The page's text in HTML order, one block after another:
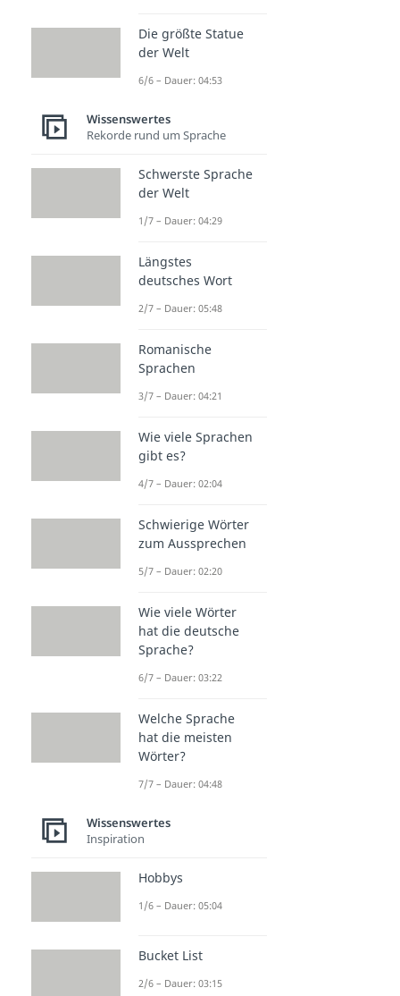
Die größte Statue
der Welt
6/6 – Dauer: 04:53
Wissenswertes
Rekorde rund um Sprache
Schwerste Sprache
der Welt
1/7 – Dauer: 04:29
Längstes
deutsches Wort
2/7 – Dauer: 05:48
Romanische
Sprachen
3/7 – Dauer: 04:21
Wie viele Sprachen
gibt es?
4/7 – Dauer: 02:04
Schwierige Wörter
zum Aussprechen
5/7 – Dauer: 02:20
Wie viele Wörter
hat die deutsche
Sprache?
6/7 – Dauer: 03:22
Welche Sprache
hat die meisten
Wörter?
7/7 – Dauer: 04:48
Wissenswertes
Inspiration
Hobbys
1/6 – Dauer: 05:04
Bucket List
2/6 – Dauer: 03:15